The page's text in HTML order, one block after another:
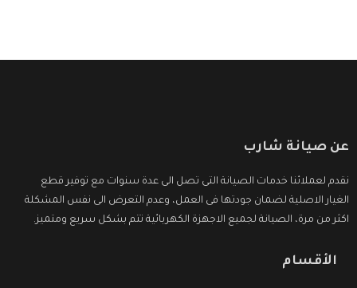
عن صيانة شارب
نقدم لعملائنا خدمات الصيانة التى تصل الى عدة سنوات مع توفير قطع
الغيار الاصلية لضمان جودتها فى العمل، وعدم التعرض الى نفس المشكلة
اكثر من مرة، الصيانة لجميع الاجهزة الكهربائية تتم بشكل سريع ومتميز.
الأقسام